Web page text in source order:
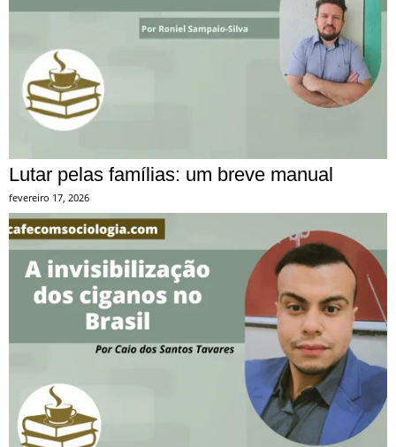
Lutar pelas famílias: um breve manual
fevereiro 17, 2026